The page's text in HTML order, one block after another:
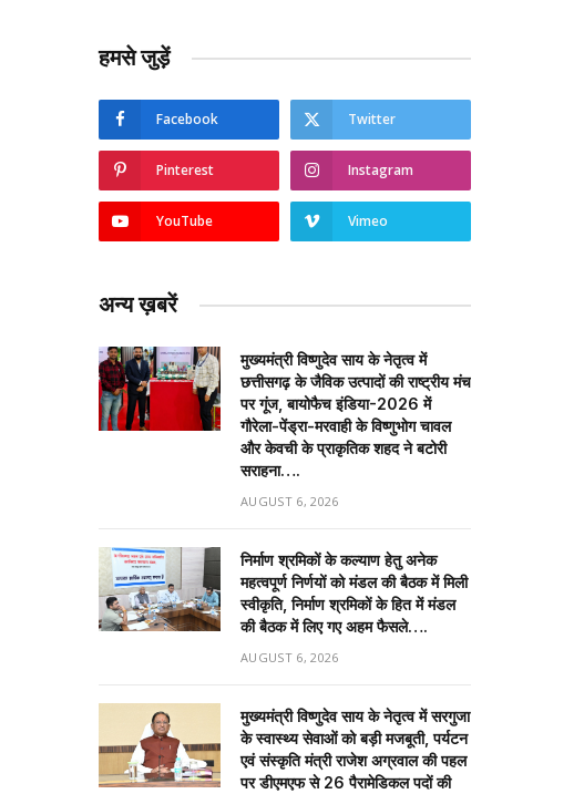
हमसे जुड़ें
Facebook Twitter
Pinterest Instagram
YouTube Vimeo
अन्य ख़बरें
मुख्यमंत्री विष्णुदेव साय के नेतृत्व में
छत्तीसगढ़ के जैविक उत्पादों की राष्ट्रीय मंच
पर गूंज, बायोफैच इंडिया-2026 में
गौरेला-पेंड्रा-मरवाही के विष्णुभोग चावल
और केवची के प्राकृतिक शहद ने बटोरी
सराहना….
AUGUST 6, 2026
निर्माण श्रमिकों के कल्याण हेतु अनेक
महत्वपूर्ण निर्णयों को मंडल की बैठक में मिली
स्वीकृति, निर्माण श्रमिकों के हित में मंडल
की बैठक में लिए गए अहम फैसले….
AUGUST 6, 2026
मुख्यमंत्री विष्णुदेव साय के नेतृत्व में सरगुजा
के स्वास्थ्य सेवाओं को बड़ी मजबूती, पर्यटन
एवं संस्कृति मंत्री राजेश अग्रवाल की पहल
पर डीएमएफ से 26 पैरामेडिकल पदों की